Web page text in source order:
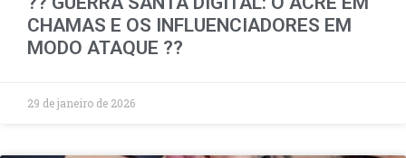
CHAMAS E OS INFLUENCIADORES EM
MODO ATAQUE ??
29 de janeiro de 2026